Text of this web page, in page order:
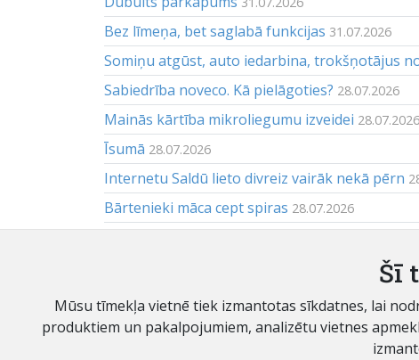
Bez līmeņa, bet saglabā funkcijas 31.07.2026
Somiņu atgūst, auto iedarbina, trokšņotājus
Sabiedrība noveco. Kā pielāgoties? 28.07.2026
Mainās kārtība mikroliegumu izveidei 28.07.2026
Īsumā 28.07.2026
Internetu Saldū lieto divreiz vairāk nekā pērn
Bārtenieki māca cept spiras 28.07.2026
© SIA "Saldus Zeme II"
Lielā iela 8, Saldus, Saldus novads, LV-3801
Šī
Mūsu tīmekļa vietnē tiek izmantotas sīkdatnes, lai
produktiem un pakalpojumiem, analizētu vietnes